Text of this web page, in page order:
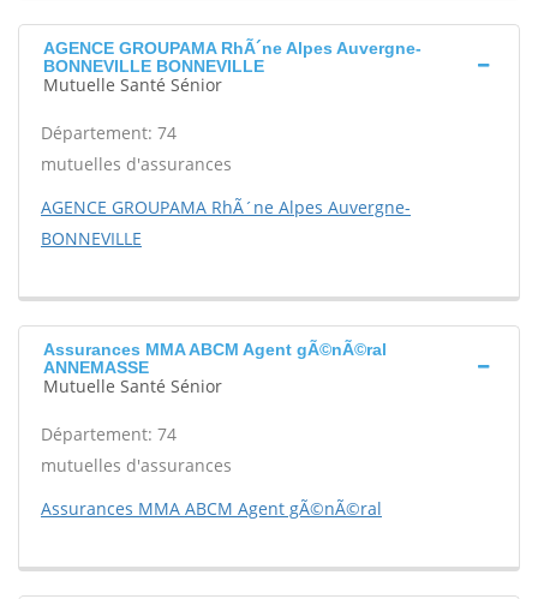
AGENCE GROUPAMA RhÃ´ne Alpes Auvergne-
BONNEVILLE BONNEVILLE
Mutuelle Santé Sénior
Département: 74
mutuelles d'assurances
AGENCE GROUPAMA RhÃ´ne Alpes Auvergne-
BONNEVILLE
Assurances MMA ABCM Agent gÃ©nÃ©ral
ANNEMASSE
Mutuelle Santé Sénior
Département: 74
mutuelles d'assurances
Assurances MMA ABCM Agent gÃ©nÃ©ral